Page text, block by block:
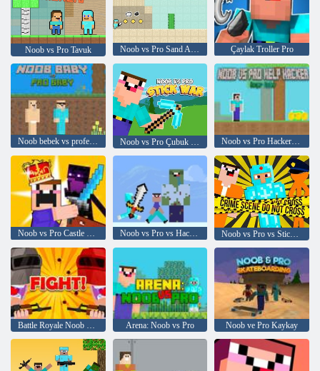
Noob vs Pro Tavuk Noob vs Pro Sand Adası Çaylak Troller Pro
Noob bebek vs profesyonel bebek Noob vs Pro Çubuk Savaşı Noob vs Pro Hacker tehlikesi Hacker'a Yardım Edin
Noob vs Pro vs Hacker vs Tanrı 1 Noob vs Pro vs Stickman Jailbreak
Arena: Noob vs Pro Noob ve Pro Kaykay